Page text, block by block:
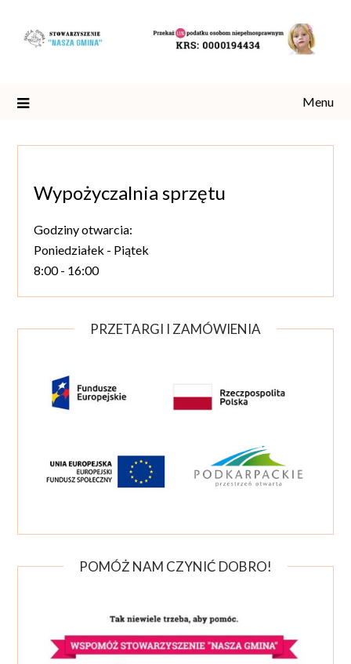
content
Menu
Wypożyczalnia sprzętu
Godziny otwarcia:
Poniedziałek - Piątek
8:00 - 16:00
PRZETARGI I ZAMÓWIENIA
POMÓŻ NAM CZYNIĆ DOBRO!